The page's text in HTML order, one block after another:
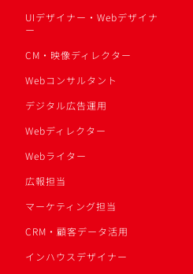
UIデザイナー・Webデザイナ
ー
CM・映像ディレクター
Webコンサルタント
デジタル広告運用
Webディレクター
Webライター
広報担当
マーケティング担当
CRM・顧客データ活用
インハウスデザイナー